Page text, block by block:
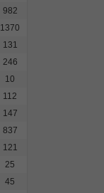
982
1370
131
246
10
112
147
837
121
25
45